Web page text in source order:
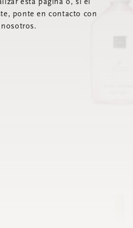
esta página o, si el
ponte en contacto con
nosotros.